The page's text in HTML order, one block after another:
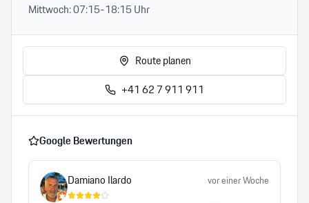
Mittwoch: 07:15-18:15 Uhr
Route planen
+41 62 7 911 911
Google Bewertungen
Damiano Ilardo vor einer Woche